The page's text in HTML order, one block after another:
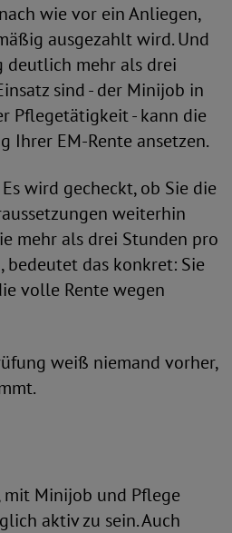
wie vor ein Anliegen,
ausgezahlt wird. Und
deutlich mehr als drei
sind - der Minijob in
Pflegetätigkeit - kann die
Ihrer EM-Rente ansetzen.
wird gecheckt, ob Sie die
weiterhin
mehr als drei Stunden pro
bedeutet das konkret: Sie
volle Rente wegen
weiß niemand vorher,
Minijob und Pflege
aktiv zu sein. Auch